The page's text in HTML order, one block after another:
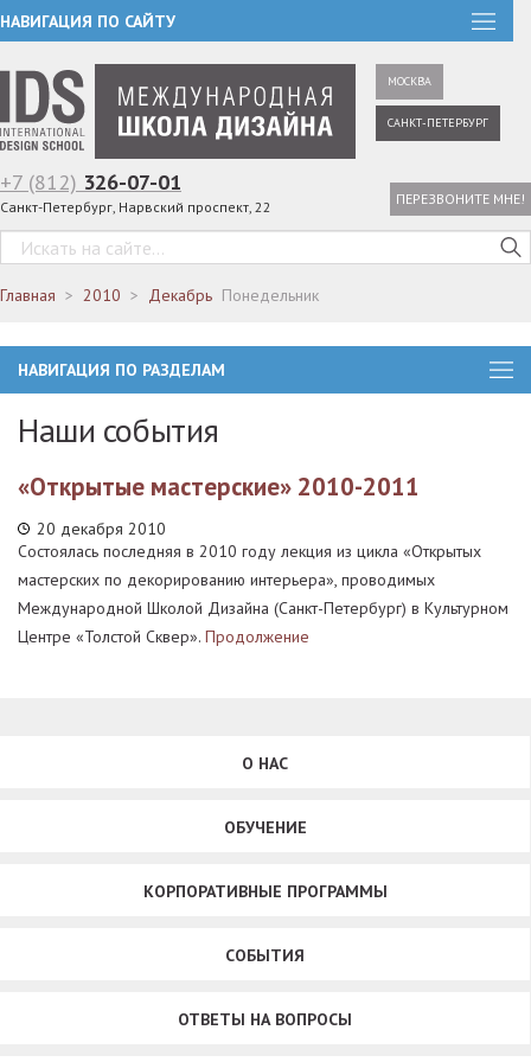
НАВИГАЦИЯ ПО САЙТУ
МОСКВА
САНКТ-ПЕТЕРБУРГ
+7 (812) 326-07-01
Санкт-Петербург, Нарвский проспект, 22 ПЕРЕЗВОНИТЕ МНЕ!
Главная 2010 Декабрь Понедельник
НАВИГАЦИЯ ПО РАЗДЕЛАМ
Наши события
«Открытые мастерские» 2010-2011
20 декабря 2010
Состоялась последняя в 2010 году лекция из цикла «Открытых
мастерских по декорированию интерьера», проводимых
Международной Школой Дизайна (Санкт-Петербург) в Культурном
Центре «Толстой Сквер». Продолжение
О НАС
ОБУЧЕНИЕ
КОРПОРАТИВНЫЕ ПРОГРАММЫ
СОБЫТИЯ
ОТВЕТЫ НА ВОПРОСЫ